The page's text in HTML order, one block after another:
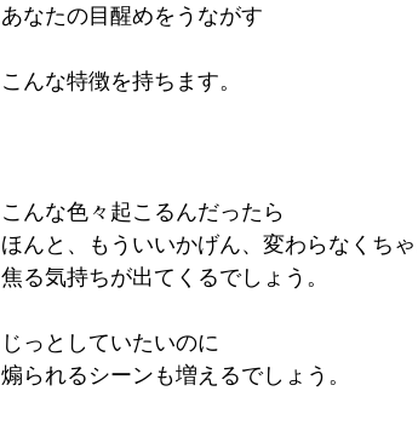
あなたの目醒めをうながす
こんな特徴を持ちます。
こんな色々起こるんだったら
ほんと、もういいかげん、変わらなくちゃ
焦る気持ちが出てくるでしょう。
じっとしていたいのに
煽られるシーンも増えるでしょう。